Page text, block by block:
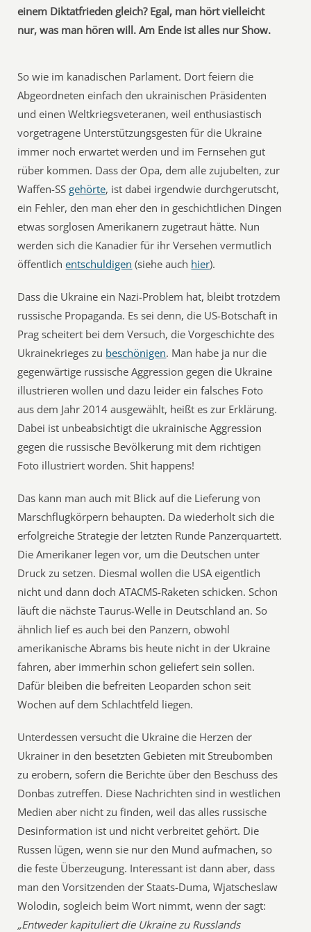
einem Diktatfrieden gleich? Egal, man hört vielleicht
nur, was man hören will. Am Ende ist alles nur Show.
So wie im kanadischen Parlament. Dort feiern die
Abgeordneten einfach den ukrainischen Präsidenten
und einen Weltkriegsveteranen, weil enthusiastisch
vorgetragene Unterstützungsgesten für die Ukraine
immer noch erwartet werden und im Fernsehen gut
rüber kommen. Dass der Opa, dem alle zujubelten, zur
Waffen-SSgehörte, ist dabei irgendwie durchgerutscht,
ein Fehler, den man eher den in geschichtlichen Dingen
etwas sorglosen Amerikanern zugetraut hätte. Nun
werden sich die Kanadier für ihr Versehen vermutlich
öffentlichentschuldigen (siehe auch hier).
Dass die Ukraine ein Nazi-Problem hat, bleibt trotzdem
russische Propaganda. Es sei denn, die US-Botschaft in
Prag scheitert bei dem Versuch, die Vorgeschichte des
Ukrainekrieges zu beschönigen. Man habe ja nur die
gegenwärtige russische Aggression gegen die Ukraine
illustrieren wollen und dazu leider ein falsches Foto
aus dem Jahr 2014 ausgewählt, heißt es zur Erklärung.
Dabei ist unbeabsichtigt die ukrainische Aggression
gegen die russische Bevölkerung mit dem richtigen
Foto illustriert worden. Shit happens!
Das kann man auch mit Blick auf die Lieferung von
Marschflugkörpern behaupten. Da wiederholt sich die
erfolgreiche Strategie der letzten Runde Panzerquartett.
Die Amerikaner legen vor, um die Deutschen unter
Druck zu setzen. Diesmal wollen die USA eigentlich
nicht und dann doch ATACMS-Raketen schicken. Schon
läuft die nächste Taurus-Welle in Deutschland an. So
ähnlich lief es auch bei den Panzern, obwohl
amerikanische Abrams bis heute nicht in der Ukraine
fahren, aber immerhin schon geliefert sein sollen.
Dafür bleiben die befreiten Leoparden schon seit
Wochen auf dem Schlachtfeld liegen.
Unterdessen versucht die Ukraine die Herzen der
Ukrainer in den besetzten Gebieten mit Streubomben
zu erobern, sofern die Berichte über den Beschuss des
Donbas zutreffen. Diese Nachrichten sind in westlichen
Medien aber nicht zu finden, weil das alles russische
Desinformation ist und nicht verbreitet gehört. Die
Russen lügen, wenn sie nur den Mund aufmachen, so
die feste Überzeugung. Interessant ist dann aber, dass
man den Vorsitzenden der Staats-Duma, Wjatscheslaw
Wolodin, sogleich beim Wort nimmt, wenn der sagt:
„Entweder kapituliert die Ukraine zu Russlands